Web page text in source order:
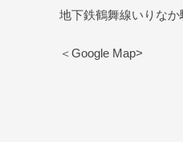
地下鉄鶴舞線いりな
＜Google Map>